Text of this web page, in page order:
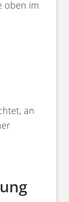
oben im
an